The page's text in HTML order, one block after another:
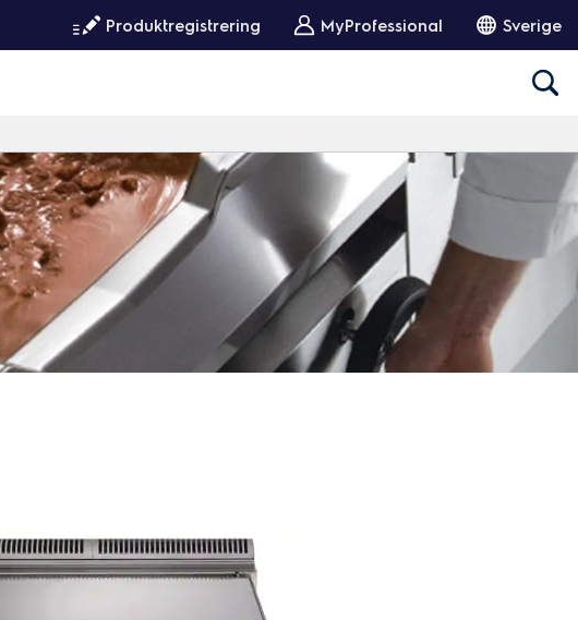
Produktregistrering MyProfessional Sverige